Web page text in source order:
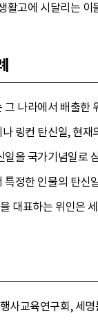
활고에 시달리는
그 나라에서 배출한
링컨 탄신일, 현
을 국가기념일로
특정한 인물의 탄신
대표하는 위인은
사교육연구회, 세